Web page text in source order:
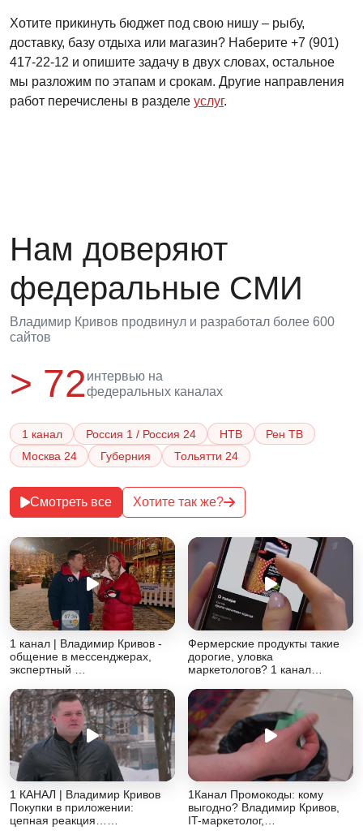
Хотите прикинуть бюджет под свою нишу – рыбу,
доставку, базу отдыха или магазин? Наберите +7 (901)
417-22-12 и опишите задачу в двух словах, остальное
мы разложим по этапам и срокам. Другие направления
работ перечислены в разделе услуг.
Нам доверяют
федеральные СМИ
Владимир Кривов продвинул и разработал более 600
сайтов
> 72интервью на
федеральных каналах
1 канал Россия 1 / Россия 24 НТВ
Рен ТВ
Москва 24
Губерния Тольятти 24
Смотреть все Хотите так же?
1 канал | Владимир Кривов -
общение в мессенджерах,
экспертный …
Фермерские продукты такие
дорогие, уловка
маркетологов? 1 канал…
1 КАНАЛ | Владимир Кривов
Покупки в приложении:
цепная реакция……
1Канал Промокоды: кому
выгодно? Владимир Кривов,
IT-маркетолог,…